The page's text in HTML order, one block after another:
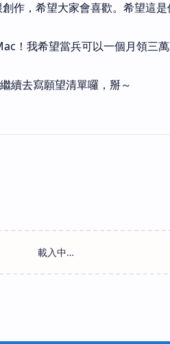
作，希望大家會喜歡。希望這是
！我希望當兵可以一個月領三
續去寫願望清單囉，掰～